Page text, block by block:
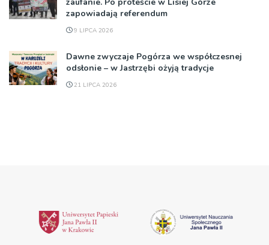
zapowiadają referendum
9 LIPCA 2026
Dawne zwyczaje Pogórza we współczesnej
odsłonie – w Jastrzębi ożyją tradycje
21 LIPCA 2026